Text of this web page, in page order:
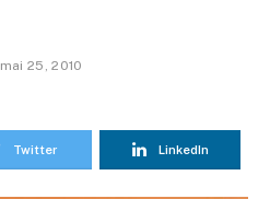
mai 25, 2010
Twitter LinkedIn